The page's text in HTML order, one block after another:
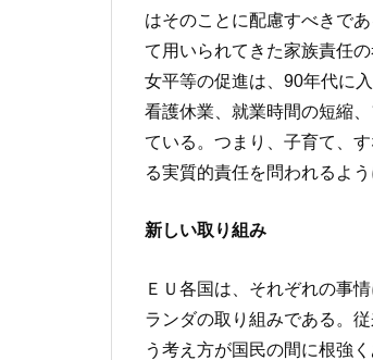
はそのことに配慮すべきで
て用いられてきた家族責任
女平等の促進は、90年代に
看護休業、就業時間の短縮
ている。つまり、子育て、
る実質的責任を問われるよ
新しい取り組み
ＥＵ各国は、それぞれの事
ランダの取り組みである。
う考え方が国民の間に根強